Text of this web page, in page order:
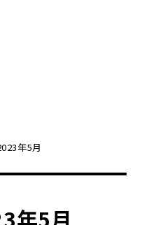
年5月